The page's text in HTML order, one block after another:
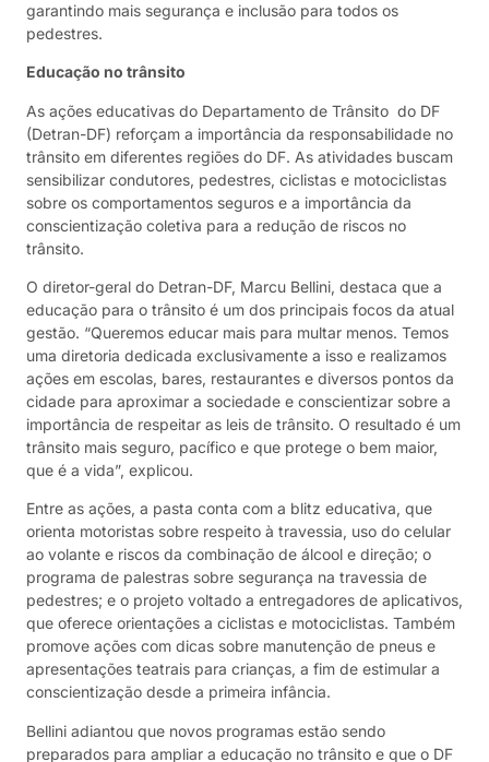
garantindo mais segurança e inclusão para todos os
pedestres.
Educação no trânsito
As ações educativas do Departamento de Trânsito do DF
(Detran-DF) reforçam a importância da responsabilidade no
trânsito em diferentes regiões do DF. As atividades buscam
sensibilizar condutores, pedestres, ciclistas e motociclistas
sobre os comportamentos seguros e a importância da
conscientização coletiva para a redução de riscos no
trânsito.
O diretor-geral do Detran-DF, Marcu Bellini, destaca que a
educação para o trânsito é um dos principais focos da atual
gestão. “Queremos educar mais para multar menos. Temos
uma diretoria dedicada exclusivamente a isso e realizamos
ações em escolas, bares, restaurantes e diversos pontos da
cidade para aproximar a sociedade e conscientizar sobre a
importância de respeitar as leis de trânsito. O resultado é um
trânsito mais seguro, pacífico e que protege o bem maior,
que é a vida”, explicou.
Entre as ações, a pasta conta com a blitz educativa, que
orienta motoristas sobre respeito à travessia, uso do celular
ao volante e riscos da combinação de álcool e direção; o
programa de palestras sobre segurança na travessia de
pedestres; e o projeto voltado a entregadores de aplicativos,
que oferece orientações a ciclistas e motociclistas. Também
promove ações com dicas sobre manutenção de pneus e
apresentações teatrais para crianças, a fim de estimular a
conscientização desde a primeira infância.
Bellini adiantou que novos programas estão sendo
preparados para ampliar a educação no trânsito e que o DF